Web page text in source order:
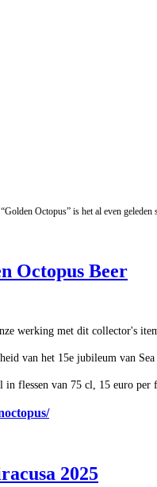
Octopus” is het al even
Octopus Beer
werking met dit collector's
van het 15e jubileum van
flessen van 75 cl, 15 euro per
2025